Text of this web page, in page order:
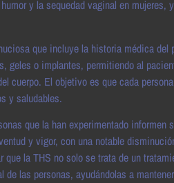
y la sequedad vaginal en mujeres,
que incluye la historia médica del
geles o implantes, permitiendo al
cuerpo. El objetivo es que cada
y saludables.
que la han experimentado informen
y vigor, con una notable
la THS no solo se trata de un
las personas, ayudándolas a